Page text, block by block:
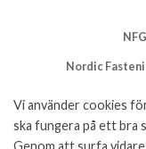
Nordic
Vi använder cookies
ska fungera på ett bra
Genom att surfa